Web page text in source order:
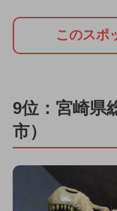
このスポ
9位：宮崎県
市）